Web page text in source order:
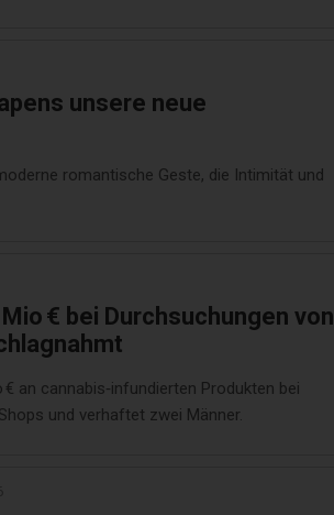
unsere neue
romantische Geste, die Intimität und
€ bei Durchsuchungen von
an cannabis‑infundierten Produkten bei
und verhaftet zwei Männer.